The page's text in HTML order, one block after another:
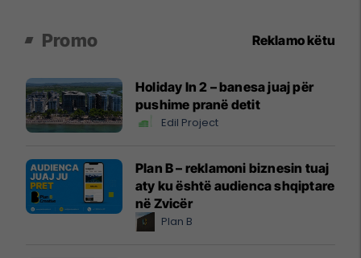
Promo Reklamo këtu
Holiday In 2 – banesa juaj për
pushime pranë detit
Edil Project
Plan B – reklamoni biznesin tuaj
aty ku është audienca shqiptare
në Zvicër
Plan B